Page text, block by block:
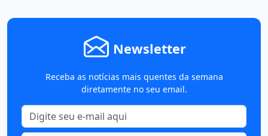
Newsletter
Receba as notícias mais quentes da semana
diretamente no seu email.